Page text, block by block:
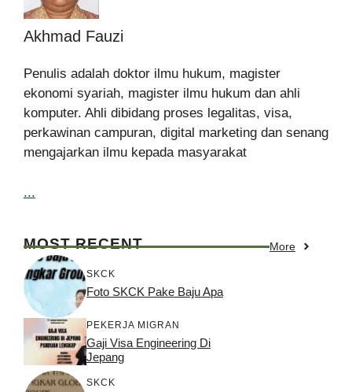
Akhmad Fauzi
Penulis adalah doktor ilmu hukum, magister
ekonomi syariah, magister ilmu hukum dan ahli
komputer. Ahli dibidang proses legalitas, visa,
perkawinan campuran, digital marketing dan senang
mengajarkan ilmu kepada masyarakat
...
MOST RECENT More
SKCK
Foto SKCK Pake Baju Apa
PEKERJA MIGRAN
Gaji Visa Engineering Di
Jepang
SKCK